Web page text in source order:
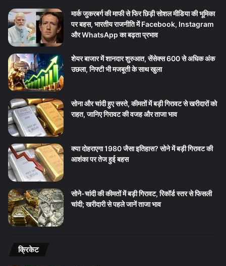
मार्क जुकरबर्ग की माफी से फिर छिड़ी सोशल मीडिया की भूमिका
पर बहस, भारतीय राजनीति में Facebook, Instagram
और WhatsApp का बढ़ता प्रभाव
शेयर बाजार में शानदार शुरुआत, सेंसेक्स 600 से अधिक अंक
उछला, निफ्टी भी मजबूती के साथ खुला
सोना और चांदी हुए सस्ते, कीमतों में बड़ी गिरावट से खरीदारों को
राहत, जानिए गिरावट की वजह और ताजा भाव
क्या दोहराएगा 1980 जैसा इतिहास? सोने में बड़ी गिरावट की
आशंका पर तेज हुई बहस
सोने-चांदी की कीमतों में बड़ी गिरावट, रिकॉर्ड स्तर से फिसली
चांदी; खरीदारी से पहले जानें ताजा भाव
क्रिकेट